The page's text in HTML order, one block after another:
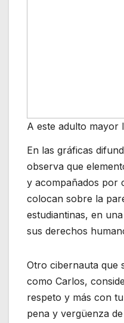
A este adulto mayor
En las gráficas
observa que
y acompañados por
colocan sobre la
estudiantinas, en
sus derechos
Otro cibernauta que
como Carlos,
respeto y más con
pena y vergüenza